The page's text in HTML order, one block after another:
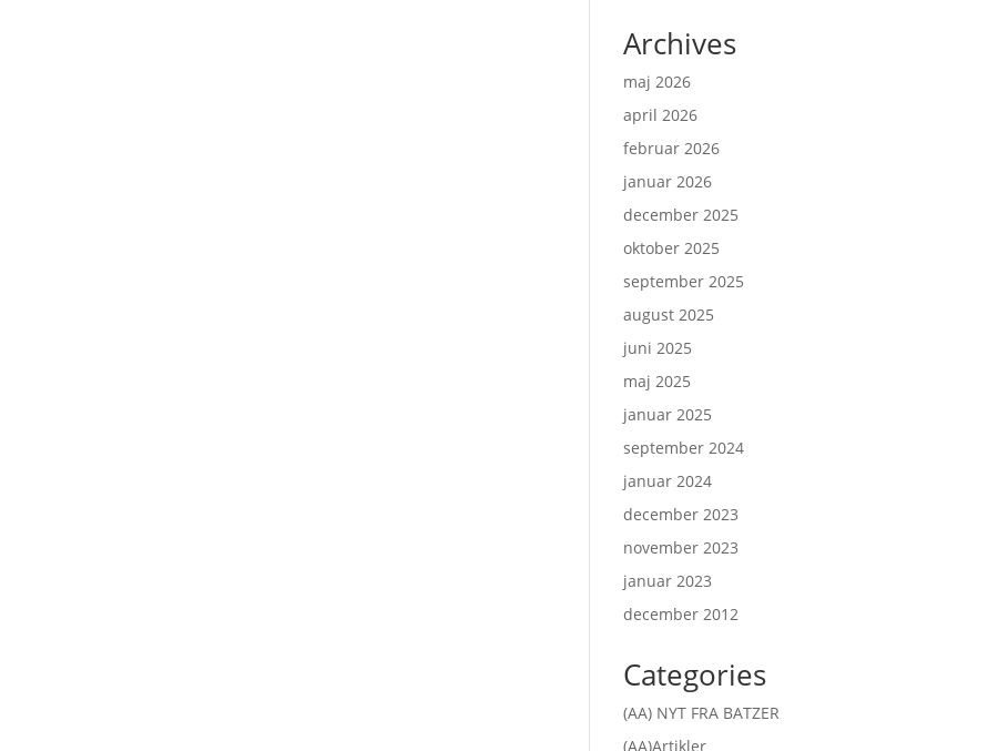
Archives
maj 2026
april 2026
februar 2026
januar 2026
december 2025
oktober 2025
september 2025
august 2025
juni 2025
maj 2025
januar 2025
september 2024
januar 2024
december 2023
november 2023
januar 2023
december 2012
Categories
(AA) NYT FRA BATZER
(AA)Artikler